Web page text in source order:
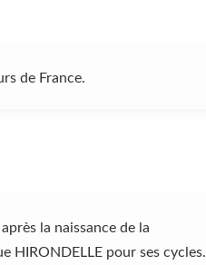
de France.
la naissance de la
HIRONDELLE pour ses cycles.